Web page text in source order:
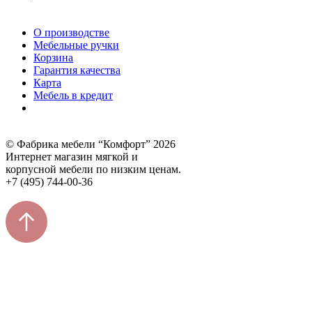
О производстве
Мебельные ручки
Корзина
Гарантия качества
Карта
Мебель в кредит
© Фабрика мебели “Комфорт” 2026
Интернет магазин мягкой и
корпусной мебели по низким ценам.
+7 (495) 744-00-36